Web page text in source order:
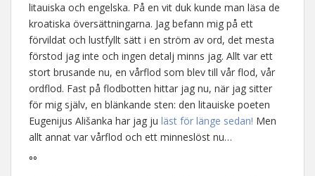
litauiska och engelska. På en vit duk kunde man läsa de
kroatiska översättningarna. Jag befann mig på ett
förvildat och lustfyllt sätt i en ström av ord, det mesta
förstod jag inte och ingen detalj minns jag. Allt var ett
stort brusande nu, en vårflod som blev till vår flod, vår
ordflod. Fast på flodbotten hittar jag nu, när jag sitter
för mig själv, en blänkande sten: den litauiske poeten
Eugenijus Ališanka har jag ju läst för länge sedan! Men
allt annat var vårflod och ett minneslöst nu…
°°